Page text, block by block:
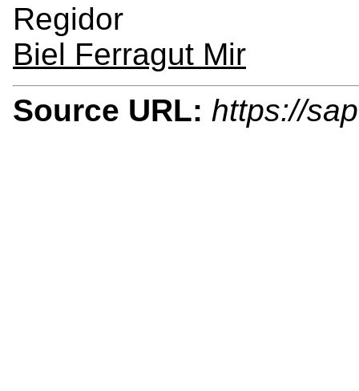
Regidor
Biel Ferragut Mir
Source URL: https://